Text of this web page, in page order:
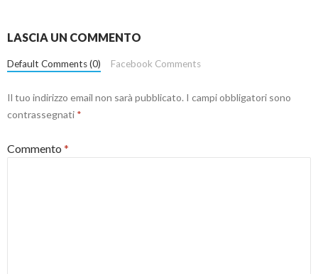
LASCIA UN COMMENTO
Default Comments (0) Facebook Comments
Il tuo indirizzo email non sarà pubblicato. I campi obbligatori sono
contrassegnati *
Commento *